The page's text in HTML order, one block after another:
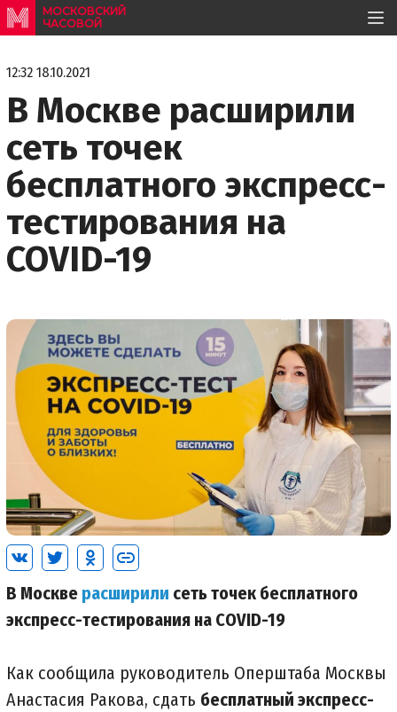
МОСКОВСКИЙ
ЧАСОВОЙ
12:32 18.10.2021
В Москве расширили
сеть точек
бесплатного экспресс-
тестирования на
COVID-19
В Москве расширили сеть точек бесплатного
экспресс-тестирования на COVID-19
Как сообщила руководитель Оперштаба Москвы
Анастасия Ракова, сдать бесплатный экспресс-